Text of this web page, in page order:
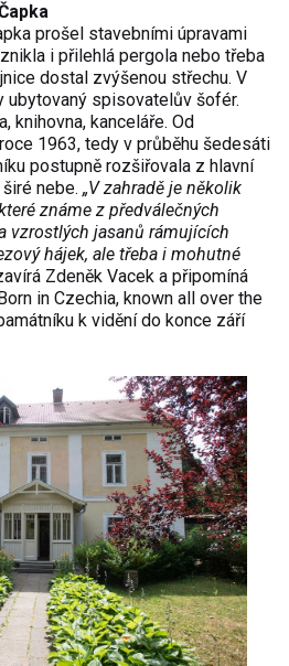
prošel stavebními úpravami
i přilehlá pergola nebo třeba
dostal zvýšenou střechu. V
ubytovaný spisovatelův šofér.
knihovna, kanceláře. Od
1963, tedy v průběhu šedesáti
postupně rozšiřovala z hlavní
nebe. „V zahradě je několik
známe z předválečných
vzrostlých jasanů rámujících
hájek, ale třeba i mohutné
Zdeněk Vacek a připomíná
in Czechia, known all over the
k vidění do konce září